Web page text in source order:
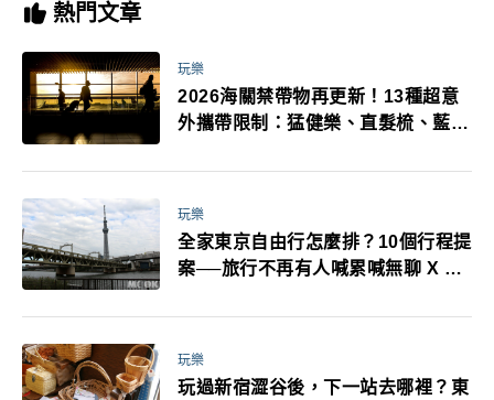
熱門文章
玩樂
2026海關禁帶物再更新！13種超意
外攜帶限制：猛健樂、直髮梳、藍牙
萬！注意事項一次看！
玩樂
全家東京自由行怎麼排？10個行程提
案──旅行不再有人喊累喊無聊 X 爸
玩樂
玩過新宿澀谷後，下一站去哪裡？東